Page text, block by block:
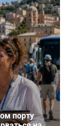
порту